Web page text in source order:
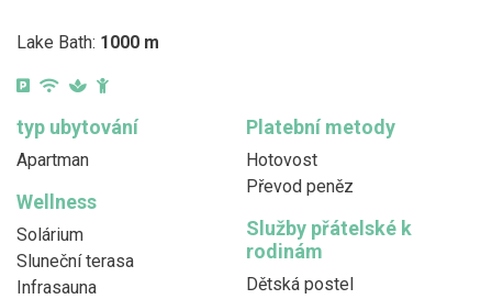
Lake Bath: 1000 m
typ ubytování
Apartman
Platební metody
Hotovost
Převod peněz
Wellness
Solárium
Sluneční terasa
Infrasauna
Služby přátelské k
rodinám
Dětská postel